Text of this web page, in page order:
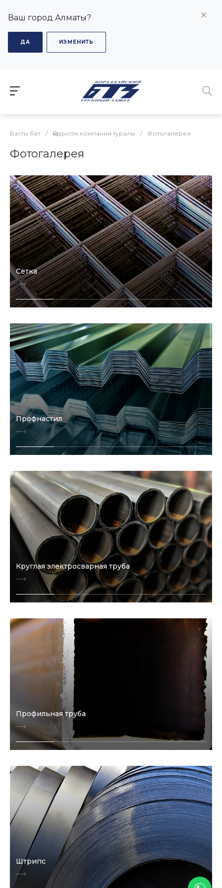
Ваш город Алматы?
ДА ИЗМЕНИТЬ
Басты бет / Өндірістік компания туралы / Фотогалерея
Фотогалерея
Сетка
Профнастил
Круглая электросварная труба
Профильная труба
Штрипс